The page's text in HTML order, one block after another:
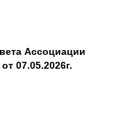
Ассоциации
07.05.2026г.